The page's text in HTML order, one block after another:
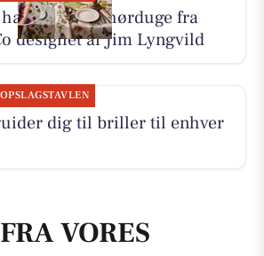
tilbud på hørduge fra
designet af Jim Lyngvild
OPSLAGSTAVLEN
dig til briller til enhver
VORES